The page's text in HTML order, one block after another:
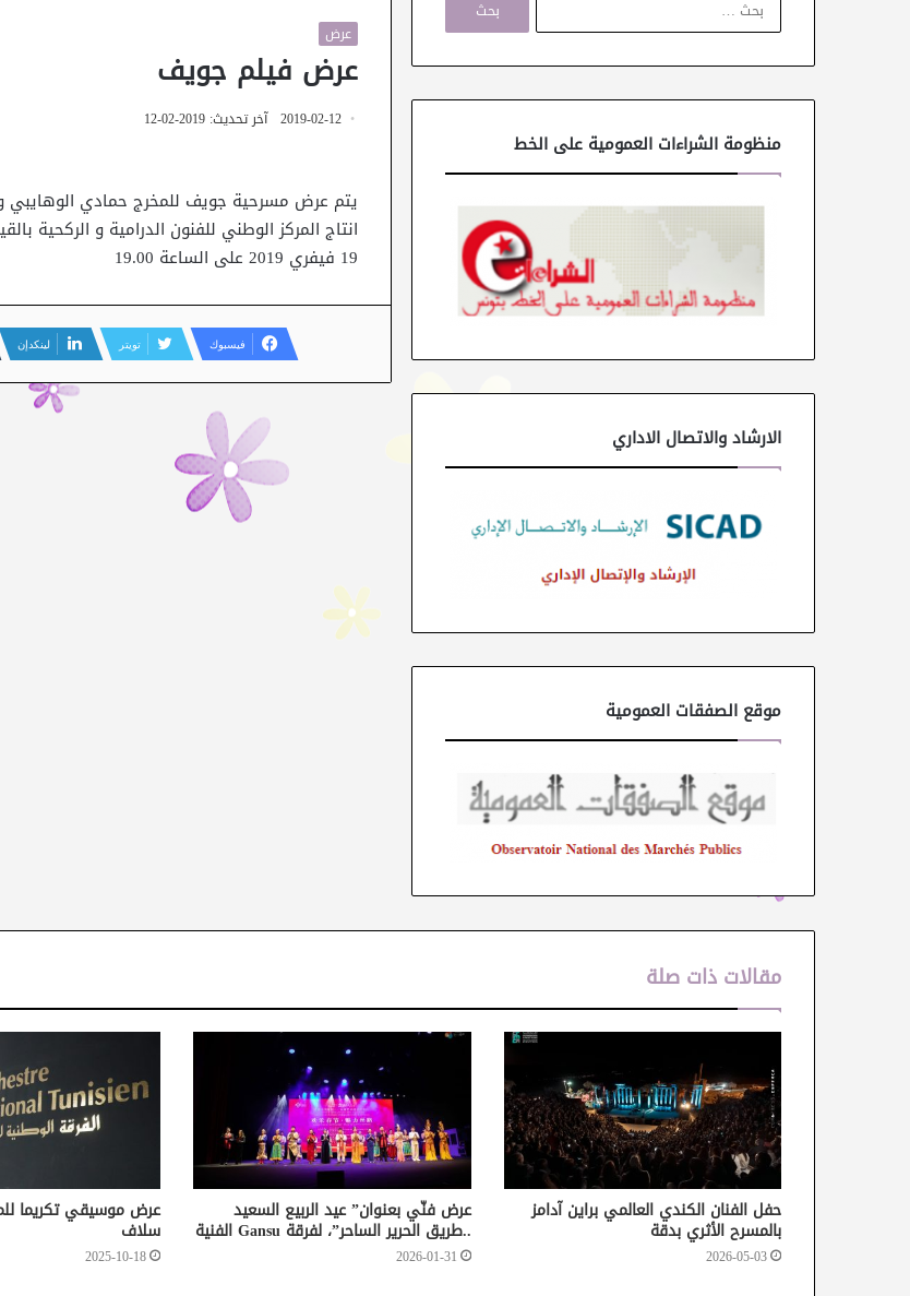
عرض
عرض فيلم جويف
2019-02-12 آخر تحديث: 2019-02-12
يتم عرض مسرحية جويف للمخرج حمادي الوهايبي
انتاج المركز الوطني للفنون الدرامية و الركحية
19 فيفري 2019 على الساعة 19.00
فيسبوك تويتر لينكدإن
ح
ن
منظومة الشراءات العمومية على الخط
الارشاد والاتصال الاداري
موقع الصفقات العمومية
مقالات ذات صلة
حفل الفنان الكندي العالمي براين آدامز
بالمسرح الأثري بدقة
2026-05-03
عرض فنّي بعنوان” عيد الربيع السعيد
..طريق الحرير الساحر”، لفرقة Gansu الفنية
2026-01-31
عرض موسيقي تكريما
سلاف
2025-10-18